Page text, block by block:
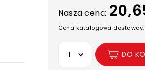
Nasza cena:
Cena katalogowa dostawcy:
Wybierz opcję
DO